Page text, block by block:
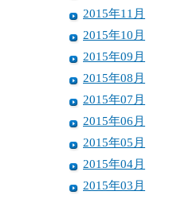
2015年11月
2015年10月
2015年09月
2015年08月
2015年07月
2015年06月
2015年05月
2015年04月
2015年03月